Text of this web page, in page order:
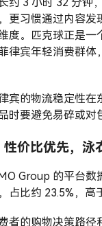
约 3 小时 32 分钟
更习惯通过内容发
度。匹克球正是一
律宾年轻消费群体
宾的物流稳定性在
时要避免易碎或对
性价比优先，泳
Group 的平台数
占比约 23.5%，高
者的购物决策路径